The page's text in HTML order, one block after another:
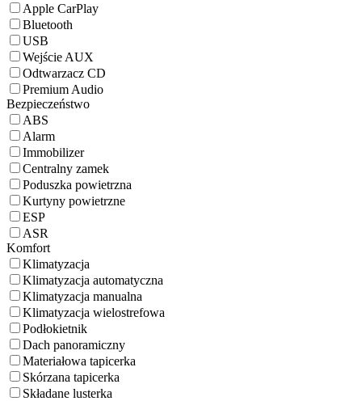
Apple CarPlay
Bluetooth
USB
Wejście AUX
Odtwarzacz CD
Premium Audio
Bezpieczeństwo
ABS
Alarm
Immobilizer
Centralny zamek
Poduszka powietrzna
Kurtyny powietrzne
ESP
ASR
Komfort
Klimatyzacja
Klimatyzacja automatyczna
Klimatyzacja manualna
Klimatyzacja wielostrefowa
Podłokietnik
Dach panoramiczny
Materiałowa tapicerka
Skórzana tapicerka
Składane lusterka